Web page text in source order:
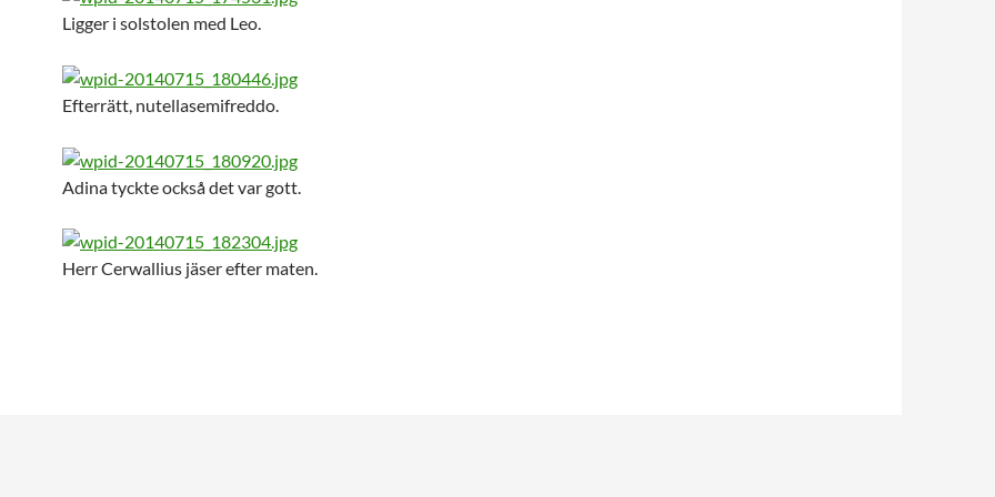
Ligger i solstolen med Leo.
Efterrätt, nutellasemifreddo.
Adina tyckte också det var gott.
Herr Cerwallius jäser efter maten.